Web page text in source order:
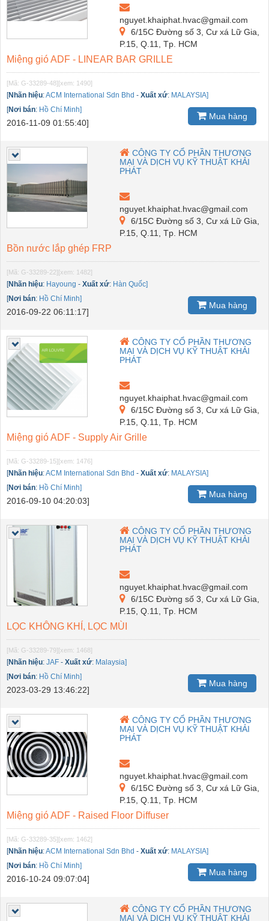
nguyet.khaiphat.hvac@gmail.com
6/15C Đường số 3, Cư xá Lữ Gia,
P.15, Q.11, Tp. HCM
Miệng gió ADF - LINEAR BAR GRILLE
[Mã: G-33289-48][xem: 1490]
[Nhãn hiệu:ACM International Sdn Bhd - Xuất xứ: MALAYSIA]
[Nơi bán: Hồ Chí Minh]
2016-11-09 01:55:40]
Mua hàng
CÔNG TY CỔ PHẦN THƯƠNG
MẠI VÀ DỊCH VỤ KỸ THUẬT KHẢI
PHÁT
nguyet.khaiphat.hvac@gmail.com
6/15C Đường số 3, Cư xá Lữ Gia,
P.15, Q.11, Tp. HCM
Bồn nước lắp ghép FRP
[Mã: G-33289-22][xem: 1482]
[Nhãn hiệu: Hayoung - Xuất xứ: Hàn Quốc]
[Nơi bán: Hồ Chí Minh]
2016-09-22 06:11:17]
Mua hàng
CÔNG TY CỔ PHẦN THƯƠNG
MẠI VÀ DỊCH VỤ KỸ THUẬT KHẢI
PHÁT
nguyet.khaiphat.hvac@gmail.com
6/15C Đường số 3, Cư xá Lữ Gia,
P.15, Q.11, Tp. HCM
Miệng gió ADF - Supply Air Grille
[Mã: G-33289-15][xem: 1476]
[Nhãn hiệu:ACM International Sdn Bhd - Xuất xứ: MALAYSIA]
[Nơi bán: Hồ Chí Minh]
2016-09-10 04:20:03]
Mua hàng
CÔNG TY CỔ PHẦN THƯƠNG
MẠI VÀ DỊCH VỤ KỸ THUẬT KHẢI
PHÁT
nguyet.khaiphat.hvac@gmail.com
6/15C Đường số 3, Cư xá Lữ Gia,
P.15, Q.11, Tp. HCM
LỌC KHÔNG KHÍ, LỌC MÙI
[Mã: G-33289-79][xem: 1468]
[Nhãn hiệu: JAF - Xuất xứ: Malaysia]
[Nơi bán: Hồ Chí Minh]
2023-03-29 13:46:22]
Mua hàng
CÔNG TY CỔ PHẦN THƯƠNG
MẠI VÀ DỊCH VỤ KỸ THUẬT KHẢI
PHÁT
nguyet.khaiphat.hvac@gmail.com
6/15C Đường số 3, Cư xá Lữ Gia,
P.15, Q.11, Tp. HCM
Miệng gió ADF - Raised Floor Diffuser
[Mã: G-33289-35][xem: 1462]
[Nhãn hiệu:ACM International Sdn Bhd - Xuất xứ: MALAYSIA]
[Nơi bán: Hồ Chí Minh]
2016-10-24 09:07:04]
Mua hàng
CÔNG TY CỔ PHẦN THƯƠNG
MẠI VÀ DỊCH VỤ KỸ THUẬT KHẢI